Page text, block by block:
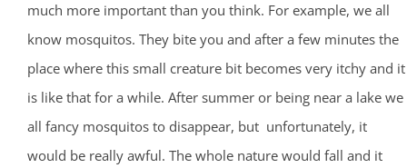
much more important than you think. For example, we all
know mosquitos. They bite you and after a few minutes the
place where this small creature bit becomes very itchy and it
is like that for a while. After summer or being near a lake we
all fancy mosquitos to disappear, but unfortunately, it
would be really awful. The whole nature would fall and it